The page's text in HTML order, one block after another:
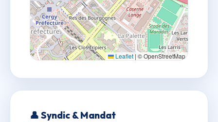
Leaflet | © OpenStreetMap
👤 Syndic & Mandat